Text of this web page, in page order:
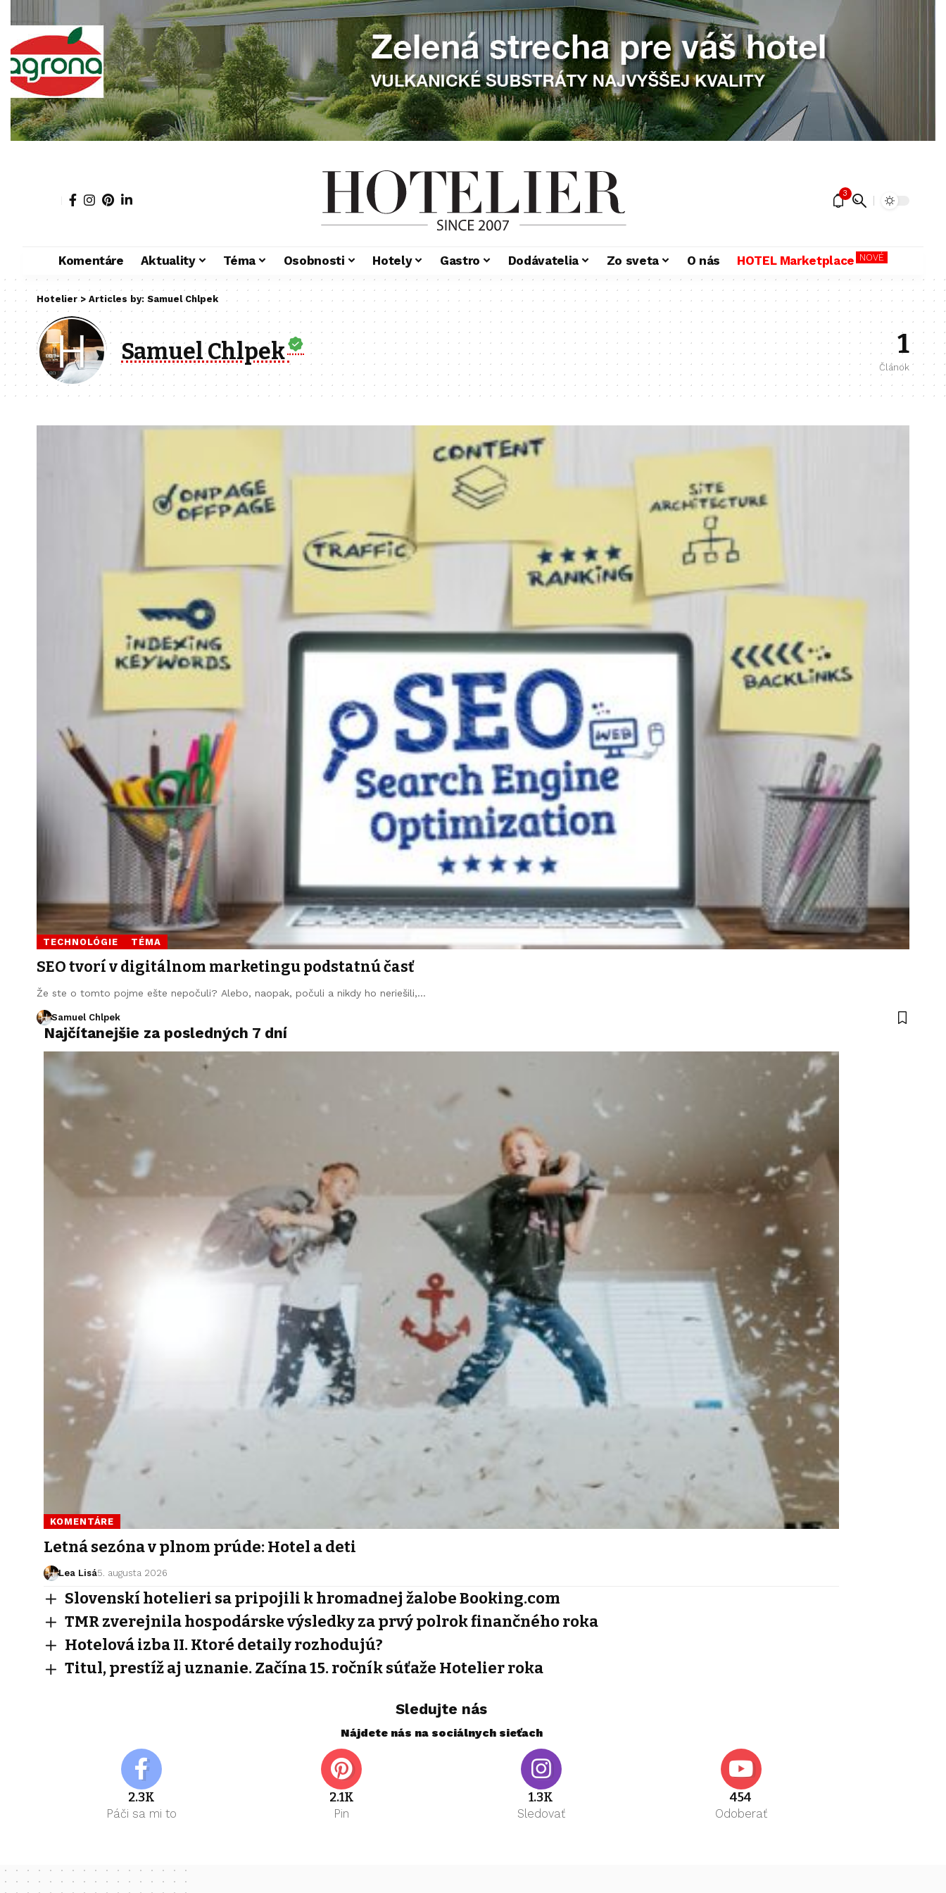
3
Komentáre Aktuality Téma Osobnosti Hotely Gastro Dodávatelia Zo sveta O nás HOTEL Marketplace NOVÉ
Hotelier> Articles by: Samuel Chlpek
Samuel Chlpek 1
Článok
TECHNOLÓGIE TÉMA
SEO tvorí v digitálnom marketingu podstatnú časť
Že ste o tomto pojme ešte nepočuli? Alebo, naopak, počuli a nikdy ho neriešili,…
Samuel Chlpek
Najčítanejšie za posledných 7 dní
KOMENTÁRE
Letná sezóna v plnom prúde: Hotel a deti
Lea Lisá5. augusta 2026
Slovenskí hotelieri sa pripojili k hromadnej žalobe Booking.com
TMR zverejnila hospodárske výsledky za prvý polrok finančného roka
Hotelová izba II. Ktoré detaily rozhodujú?
Titul, prestíž aj uznanie. Začína 15. ročník súťaže Hotelier roka
Sledujte nás
Nájdete nás na sociálnych sieťach
2.3K
Páči sa mi to
2.1K
Pin
1.3K
Sledovať
454
Odoberať